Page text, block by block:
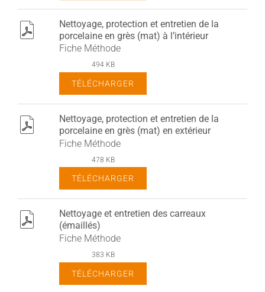
pdfNettoyage, protection et entretien de la
porcelaine en grès (mat) à l’intérieur
Fiche Méthode
494 KB
TÉLÉCHARGER
pdfNettoyage, protection et entretien de la
porcelaine en grès (mat) en extérieur
Fiche Méthode
478 KB
TÉLÉCHARGER
pdfNettoyage et entretien des carreaux
(émaillés)
Fiche Méthode
383 KB
TÉLÉCHARGER